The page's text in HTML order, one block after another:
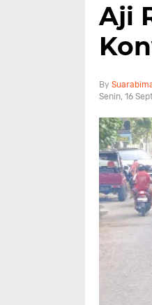
Aji
Senin, 16